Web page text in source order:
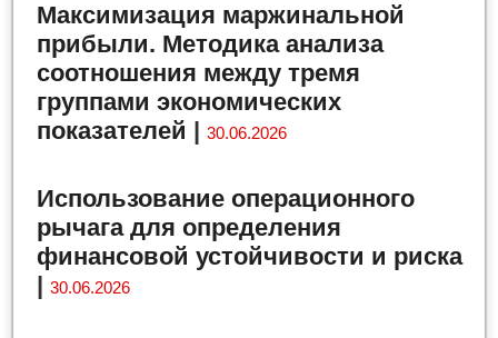
Максимизация маржинальной
прибыли. Методика анализа
соотношения между тремя
группами экономических
показателей |30.06.2026
Использование операционного
рычага для определения
финансовой устойчивости и риска
|30.06.2026